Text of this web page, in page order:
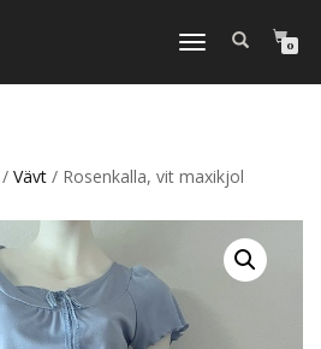
Slå
navigering
0
/ Vävt / Rosenkalla, vit maxikjol